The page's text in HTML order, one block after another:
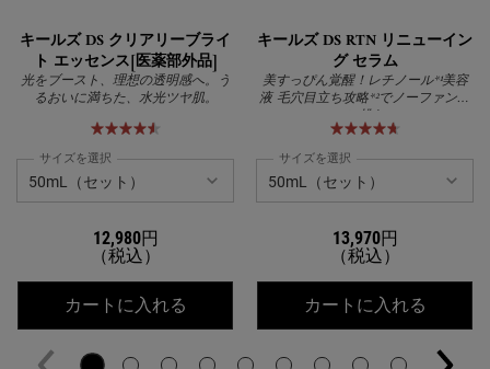
キールズ DS クリアリーブライ
ト エッセンス[医薬部外品]
光をブースト、理想の透明感へ。う
るおいに満ちた、水光ツヤ肌。
サイズを選択
12,980円
（税込）
カートに入れる キールズ DS クリアリーブライト エ
キールズ DS RTN リニューイン
グ セラム
美すっぴん覚醒！レチノール*¹美容
液 毛穴目立ち攻略*²でノーファンデ
に挑む
サイズを選択
13,970円
（税込）
カートに入れる